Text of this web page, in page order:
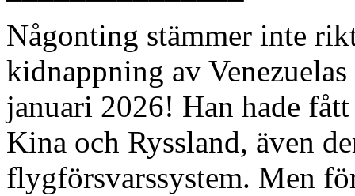
Någonting stämmer inte
kidnappning av
januari 2026! Han hade
Kina och Ryssland, även
flygförsvarssystem. Men